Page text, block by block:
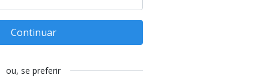
Continuar
ou, se preferir